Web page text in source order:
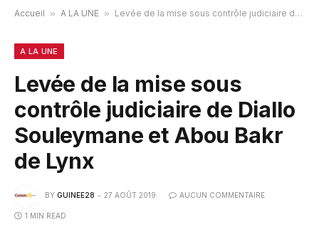
Accueil » A LA UNE » Levée de la mise sous contrôle judiciaire de Diallo Souleymane et Abou Bakr de Lynx
A LA UNE
Levée de la mise sous
contrôle judiciaire de Diallo
Souleymane et Abou Bakr
de Lynx
BY GUINEE28 27 AOÛT 2019 AUCUN COMMENTAIRE
1 MIN READ